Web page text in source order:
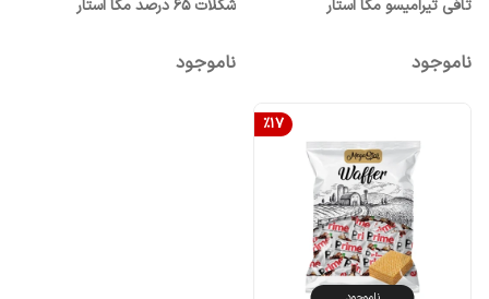
تافی تیرامیسو مگا استار
ناموجود
شکلات 65 درصد مگا استار
ناموجود
%17